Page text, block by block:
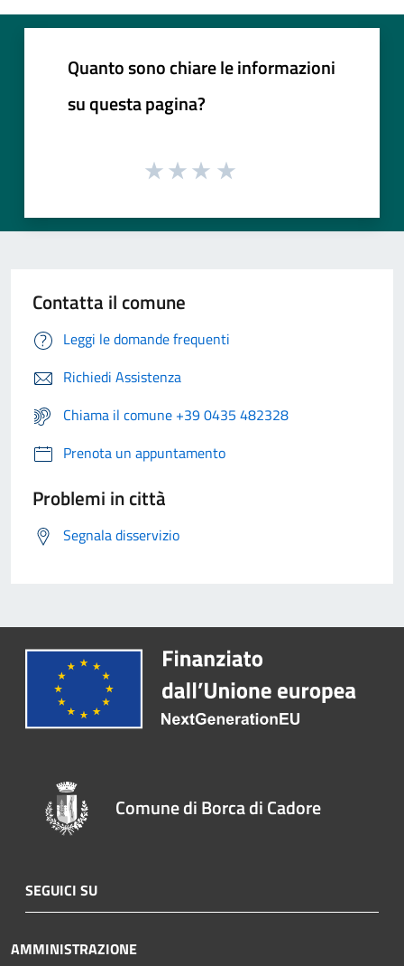
Quanto sono chiare le informazioni
su questa pagina?
Contatta il comune
Leggi le domande frequenti
Richiedi Assistenza
Chiama il comune +39 0435 482328
Prenota un appuntamento
Problemi in città
Segnala disservizio
Comune di Borca di Cadore
SEGUICI SU
AMMINISTRAZIONE